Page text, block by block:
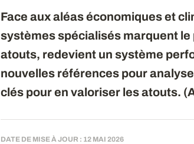
Face aux aléas économiques et
systèmes spécialisés marquent
atouts, redevient un système
nouvelles références pour
clés pour en valoriser les atouts.
DATE DE MISE À JOUR : 12 MAI 2026